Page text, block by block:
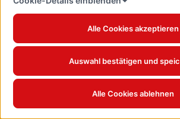
Alle Cookies akzeptieren
Auswahl bestätigen und
Alle Cookies ablehnen
Ausnahmebewilligung für
Personen aus dem EU/EWR-
Ausland und der Schweiz zur
Eintragung in die
Handwerksrolle beantragen
Leistung über den Einheitlichen
Ansprechpartner beantragen